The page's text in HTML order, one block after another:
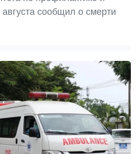
августа сообщил о смерти